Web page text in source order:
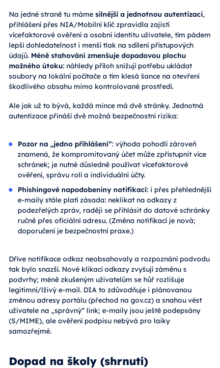
Na jedné straně tu máme silnější a jednotnou autentizaci,
přihlášení přes NIA/Mobilní klíč zpravidla zajistí
vícefaktorové ověření a osobní identitu uživatele, tím pádem
lepší dohledatelnost i menší tlak na sdílení přístupových
údajů. Méně stahování zmenšuje dopadovou plochu
možného útoku: náhledy příloh snižují potřebu ukládat
soubory na lokální počítače a tím klesá šance na otevření
škodlivého obsahu mimo kontrolované prostředí.
Ale jak už to bývá, každá mince má dvě stránky. Jednotná
autentizace přináší dvě možná bezpečnostní rizika:
Pozor na „jedno přihlášení“: výhoda pohodlí zároveň
znamená, že kompromitovaný účet může zpřístupnit více
schránek; je nutné důsledně používat vícefaktorové
ověření, správu rolí a individuální účty.
Phishingové napodobeniny notifikací: i přes přehlednější
e-maily stále platí zásada: neklikat na odkazy z
podezřelých zpráv, raději se přihlásit do datové schránky
ručně přes oficiální adresu. (Změna notifikací je nová;
doporučení je bezpečnostní praxe.)
Dříve notifikace odkaz neobsahovaly a rozpoznání podvodu
tak bylo snazší. Nové klikací odkazy zvyšují záměnu s
podvrhy; méně zkušeným uživatelům se hůř rozlišuje
legitimní/lživý e-mail. DIA to zdůvodňuje i plánovanou
změnou adresy portálu (přechod na gov.cz) a snahou vést
uživatele na „správný“ link; e-maily jsou ještě podepsány
(S/MIME), ale ověření podpisu nebývá pro laiky
samozřejmé.
Dopad na školy (shrnutí)